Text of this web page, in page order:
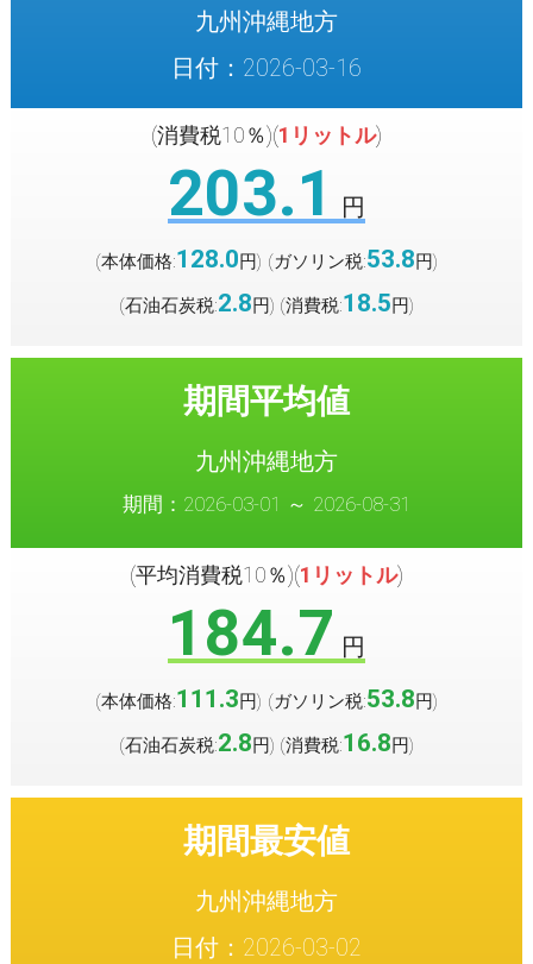
九州沖縄地方
日付：2026-03-16
(消費税10％)(1リットル)
203.1 円
(本体価格:128.0円) (ガソリン税:53.8円)
(石油石炭税:2.8円) (消費税:18.5円)
期間平均値
九州沖縄地方
期間：2026-03-01 ～ 2026-08-31
(平均消費税10％)(1リットル)
184.7 円
(本体価格:111.3円) (ガソリン税:53.8円)
(石油石炭税:2.8円) (消費税:16.8円)
期間最安値
九州沖縄地方
日付：2026-03-02